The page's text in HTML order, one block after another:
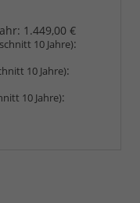
1.449,00 €
10 Jahre):
10 Jahre):
10 Jahre):